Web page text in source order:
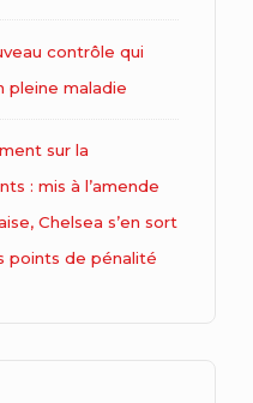
contrôle qui
pleine maladie
sur la
: mis à l’amende
Chelsea s’en sort
points de pénalité